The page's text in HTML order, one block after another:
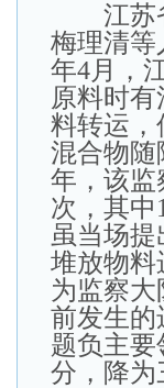
江苏省
梅理清等
年4月，
原料时
料转运，
混合物随
年，该监
次，其中
虽当场
堆放物料
为监察
前发生的
题负主
分，降为